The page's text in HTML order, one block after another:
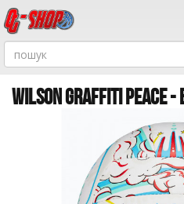
WILSON GRAFFITI